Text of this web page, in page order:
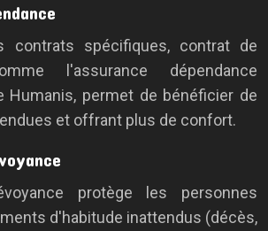
contrats spécifiques, contrat de
l'assurance dépendance
Humanis, permet de bénéficier de
et offrant plus de confort.
protège les personnes
d'habitude inattendus (décès,